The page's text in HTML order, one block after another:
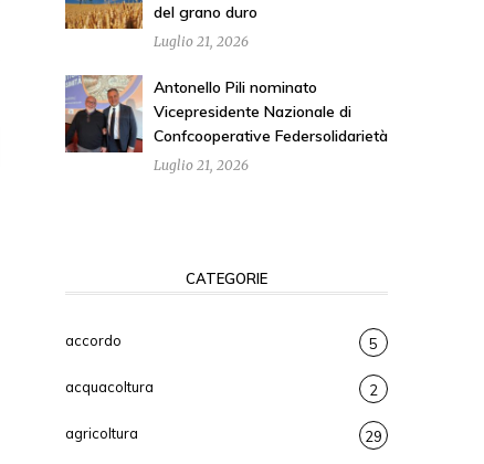
del grano duro
Luglio 21, 2026
Antonello Pili nominato
Vicepresidente Nazionale di
Confcooperative Federsolidarietà
Luglio 21, 2026
CATEGORIE
accordo 5
acquacoltura 2
agricoltura 29